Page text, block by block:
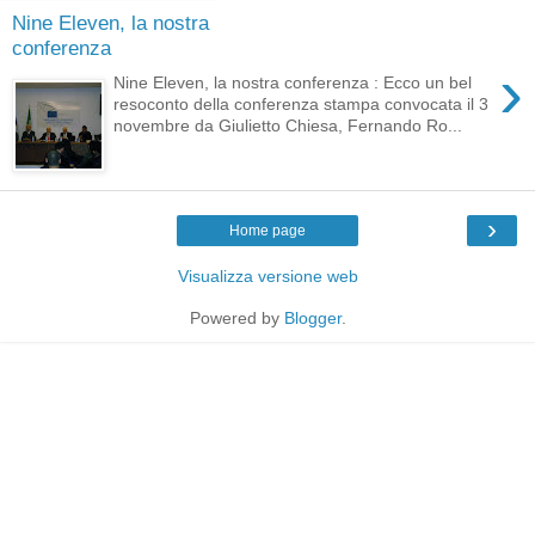
Nine Eleven, la nostra
conferenza
›
Nine Eleven, la nostra conferenza : Ecco un bel
resoconto della conferenza stampa convocata il 3
novembre da Giulietto Chiesa, Fernando Ro...
›
Home page
Visualizza versione web
Powered by Blogger.